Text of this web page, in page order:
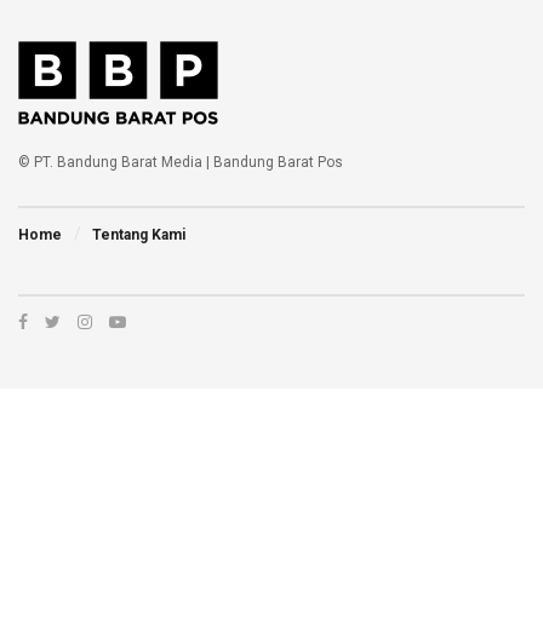
© PT. Bandung Barat Media | Bandung Barat Pos
Home Tentang Kami